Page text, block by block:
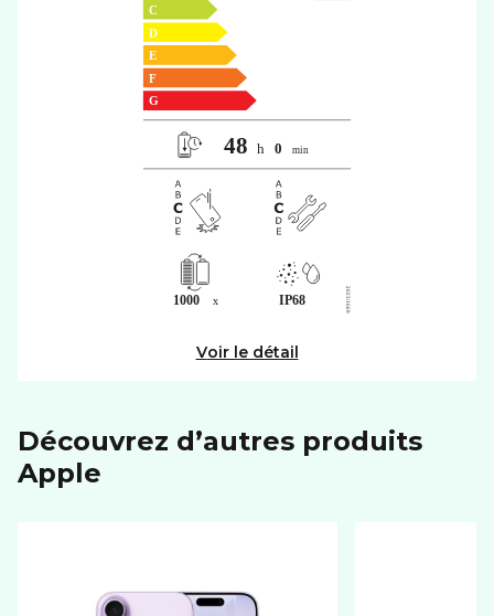
Voir le détail
Découvrez d’autres produits
apple